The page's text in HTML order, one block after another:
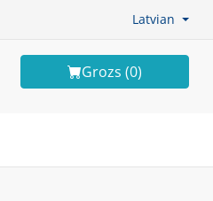
Latvian
Grozs (0)